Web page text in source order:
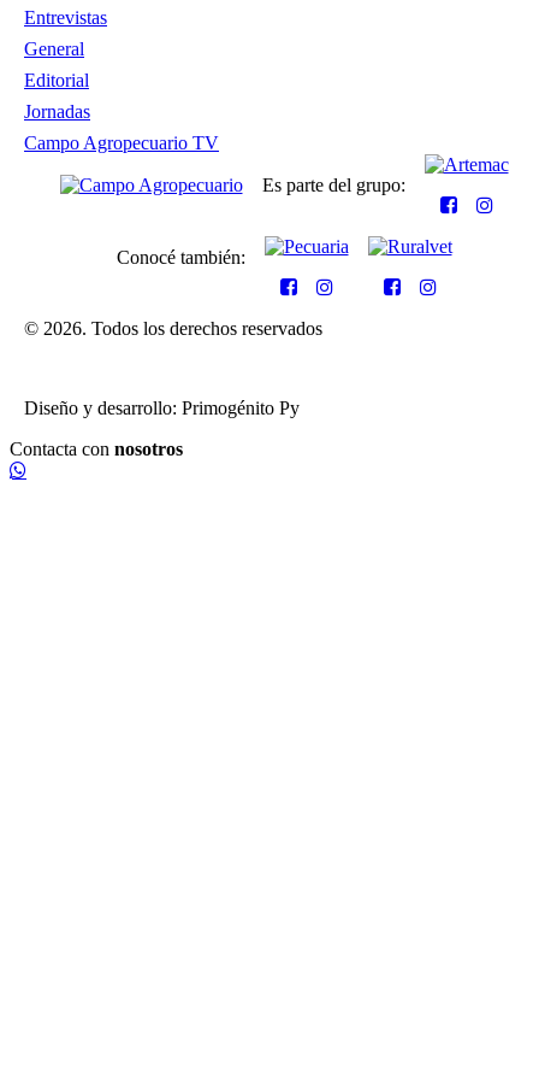
Entrevistas
General
Editorial
Jornadas
Campo Agropecuario TV
Es parte del grupo:
Conocé también:
© 2026. Todos los derechos reservados
Diseño y desarrollo: Primogénito Py
Contacta con nosotros